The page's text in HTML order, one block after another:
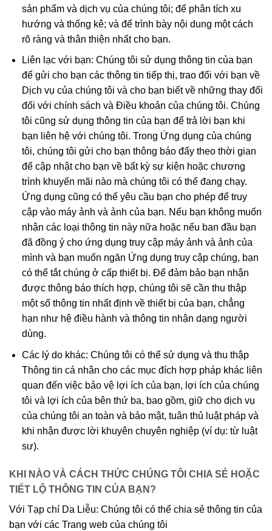
sản phẩm và dịch vụ của chúng tôi; để phân tích xu
hướng và thống kê; và để trình bày nội dung một cách
rõ ràng và thân thiện nhất cho bạn.
Liên lạc với bạn: Chúng tôi sử dụng thông tin của bạn
để gửi cho bạn các thông tin tiếp thị, trao đổi với bạn về
Dịch vụ của chúng tôi và cho bạn biết về những thay đổi
đối với chính sách và Điều khoản của chúng tôi. Chúng
tôi cũng sử dụng thông tin của bạn để trả lời bạn khi
bạn liên hệ với chúng tôi. Trong Ứng dụng của chúng
tôi, chúng tôi gửi cho bạn thông báo đẩy theo thời gian
để cập nhật cho bạn về bất kỳ sự kiện hoặc chương
trình khuyến mãi nào mà chúng tôi có thể đang chạy.
Ứng dụng cũng có thể yêu cầu bạn cho phép để truy
cập vào máy ảnh và ảnh của bạn. Nếu bạn không muốn
nhận các loại thông tin này nữa hoặc nếu ban đầu bạn
đã đồng ý cho ứng dụng truy cập máy ảnh và ảnh của
mình và bạn muốn ngăn Ứng dụng truy cập chúng, bạn
có thể tắt chúng ở cấp thiết bị. Để đảm bảo bạn nhận
được thông báo thích hợp, chúng tôi sẽ cần thu thập
một số thông tin nhất định về thiết bị của bạn, chẳng
hạn như hệ điều hành và thông tin nhận dạng người
dùng.
Các lý do khác: Chúng tôi có thể sử dụng và thu thập
Thông tin cá nhân cho các mục đích hợp pháp khác liên
quan đến việc bảo vệ lợi ích của bạn, lợi ích của chúng
tôi và lợi ích của bên thứ ba, bao gồm, giữ cho dịch vụ
của chúng tôi an toàn và bảo mật, tuân thủ luật pháp và
khi nhận được lời khuyên chuyên nghiệp (ví dụ: từ luật
sư).
KHI NÀO VÀ CÁCH THỨC CHÚNG TÔI CHIA SẺ HOẶC
TIẾT LỘ THÔNG TIN CỦA BẠN?
Với Tạp chí Da Liễu: Chúng tôi có thể chia sẻ thông tin của
bạn với các Trang web của chúng tôi